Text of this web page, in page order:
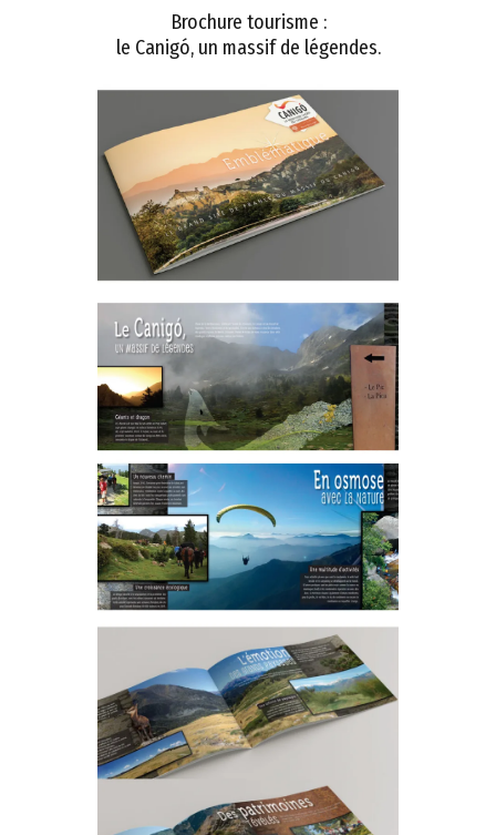
Brochure tourisme :
le Canigó, un massif de légendes.